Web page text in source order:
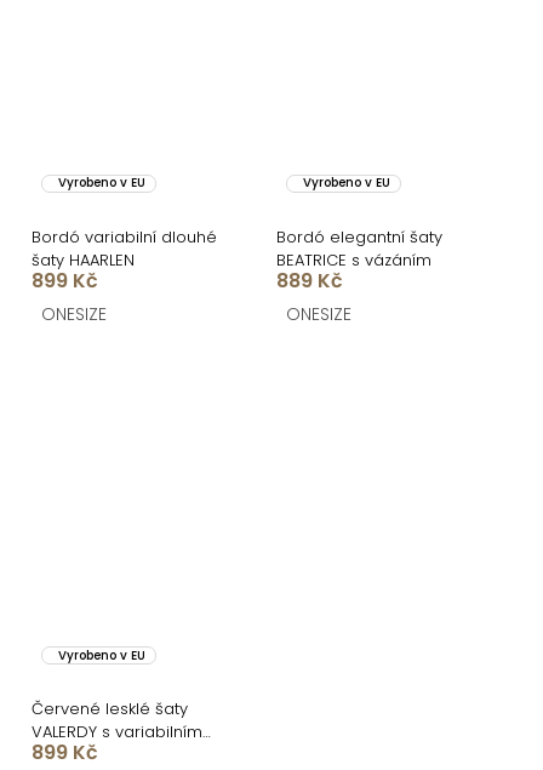
Vyrobeno v EU
Bordó variabilní dlouhé
šaty HAARLEN
899 Kč
ONESIZE
Vyrobeno v EU
Bordó elegantní šaty
BEATRICE s vázáním
889 Kč
ONESIZE
Vyrobeno v EU
Červené lesklé šaty
VALERDY s variabilním
vázáním / bez rozparku
899 Kč